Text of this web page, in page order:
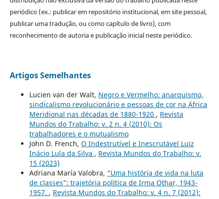
periódico (ex.: publicar em repositório institucional, em site pessoal,
publicar uma tradução, ou como capítulo de livro), com
reconhecimento de autoria e publicação inicial neste periódico.
Artigos Semelhantes
Lucien van der Walt, Negro e Vermelho: anarquismo,
sindicalismo revolucionário e pessoas de cor na África
Meridional nas décadas de 1880-1920 , Revista
Mundos do Trabalho: v. 2 n. 4 (2010): Os
trabalhadores e o mutualismo
John D. French, O Indestrutível e Inescrutável Luiz
Inácio Lula da Silva , Revista Mundos do Trabalho: v.
15 (2023)
Adriana María Valobra, “Uma história de vida na luta
de classes”: trajetória política de Irma Othar, 1943-
1957. , Revista Mundos do Trabalho: v. 4 n. 7 (2012):